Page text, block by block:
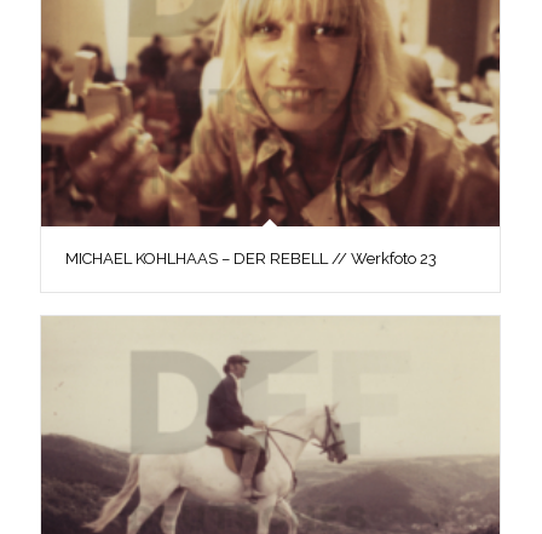
MICHAEL KOHLHAAS – DER REBELL // Werkfoto 23